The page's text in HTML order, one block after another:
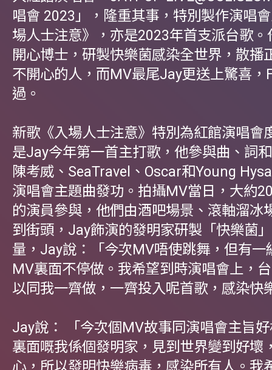
唱會 2023」，隆重其事，特別製作演唱
場人士注意》，亦是2023年首支派台歌
開心博士，研製快樂菌感染全世界，散播
不開心的人，而MV最尾Jay更送上驚喜，
過。
新歌《入場人士注意》特別為紅館演唱會
是Jay今年第一首主打歌，他參與曲、詞
陳考威、SeaTravel、Oscar和Young
演唱會主題曲發功。拍攝MV當日，大約
的演員參與，他們由酒吧場景、滾軸溜冰
到街頭，Jay飾演的發明家研製「快樂菌
量，Jay說：「今次MV唔使跳舞，但有一
MV裏面不停做。我希望到時演唱會上，
以同我一齊做，一齊投入呢首歌，感染快
Jay說： 「今次個MV故事同演唱會主旨
裏面嘅我係個發明家，見到世界變到好壞
心，所以發明快樂病毒，感染所有人。我